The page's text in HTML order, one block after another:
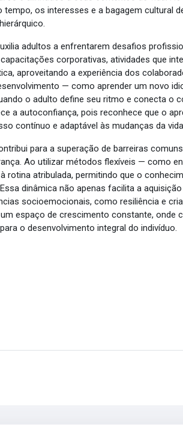
os interesses e a bagagem cultural
adultos a enfrentarem desafios
corporativas, atividades que
aproveitando a experiência dos
— como aprender um novo
o adulto define seu ritmo e conecta o
a autoconfiança, pois reconhece que o
contínuo e adaptável às mudanças da
para a superação de barreiras
Ao utilizar métodos flexíveis — como
rotina atribulada, permitindo que o
dinâmica não apenas facilita a
socioemocionais, como resiliência e
espaço de crescimento constante, onde
o desenvolvimento integral do indivíduo.